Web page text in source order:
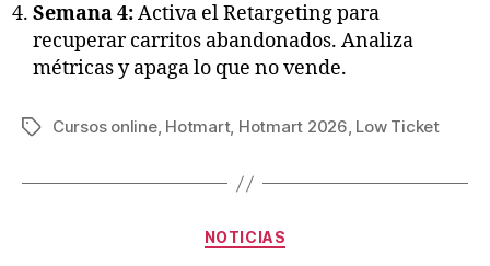
Semana 4:Activa el Retargeting para
recuperar carritos abandonados. Analiza
métricas y apaga lo que no vende.
Etiquetas
Cursos online, Hotmart, Hotmart 2026, Low Ticket
Categorías
NOTICIAS